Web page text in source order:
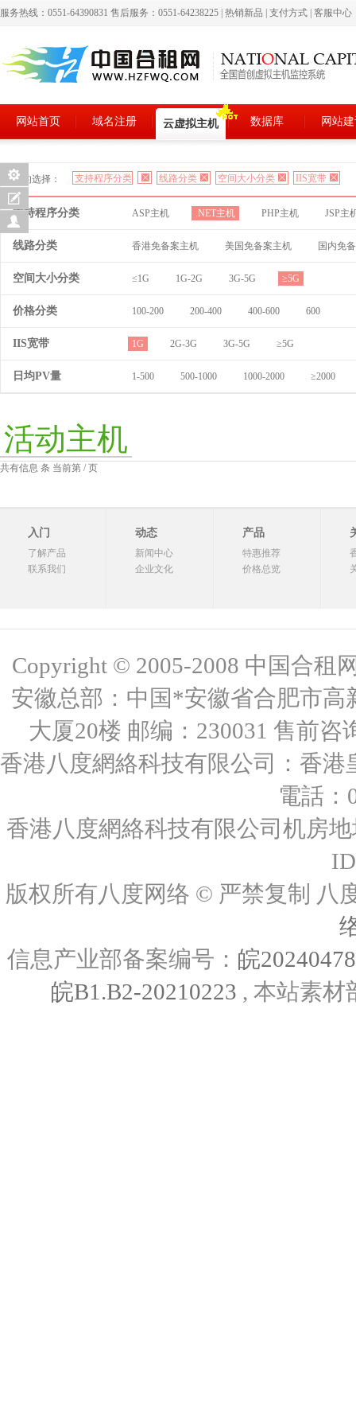
服务热线：0551-64390831 售后服务：0551-64238225 热销新品 支付方式 客服中心
网站首页 域名注册 云虚拟主机 数据库 网站
您的选择： 支持程序分类 线路分类 空间大小分类 IIS宽带
支持程序分类 ASP主机 .NET主机 PHP主机 JSP主
线路分类 香港免备案主机 美国免备案主机 国内免
空间大小分类 ≤1G 1G-2G 3G-5G ≥5G
价格分类 100-200 200-400 400-600 600
IIS宽带 1G 2G-3G 3G-5G ≥5G
日均PV量 1-500 500-1000 1000-2000 ≥2000
活动主机
共有信息 条 当前第 / 页
入门
了解产品
联系我们
动态
新闻中心
企业文化
产品
特惠推荐
价格总览
Copyright © 2005-2008 中国合租
安徽总部：中国*安徽省合肥市
大厦20楼 邮编：230031 售前咨
香港八度網絡科技有限公司：香
電話：
香港八度網絡科技有限公司机房
版权所有八度网络 © 严禁复制
信息产业部备案编号： 皖
皖B1.B2-20210223 , 本站素材